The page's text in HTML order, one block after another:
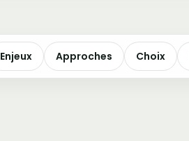
Enjeux Approches Choix